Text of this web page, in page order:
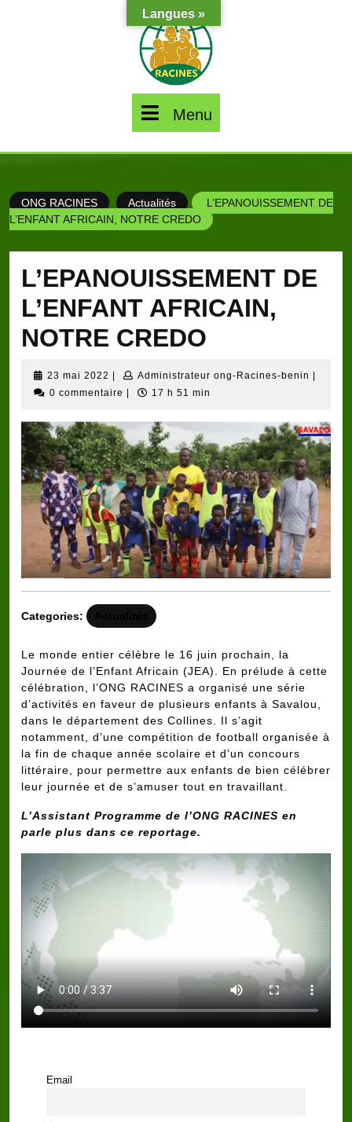
Menu
ONG RACINES Actualités
L’EPANOUISSEMENT DE
L’ENFANT AFRICAIN, NOTRE CREDO
L’EPANOUISSEMENT DE
L’ENFANT AFRICAIN,
NOTRE CREDO
23 mai 2022 23
mai
Administrateur ong-Racines-benin
benin
0 commentaire
17 h 51 min
Categories:
Le monde entier célèbre le 16 juin prochain, la
Journée de l’Enfant Africain (JEA). En prélude à cette
célébration, l’ONG RACINES a organisé une série
d’activités en faveur de plusieurs enfants à Savalou,
dans le département des Collines. Il s’agit
notamment, d’une compétition de football organisée à
la fin de chaque année scolaire et d’un concours
littéraire, pour permettre aux enfants de bien célébrer
leur journée et de s’amuser tout en travaillant.
L’Assistant Programme de l’ONG RACINES en
parle plus dans ce reportage.
Email
Langues »